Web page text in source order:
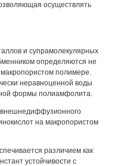
осуществлять
и супрамолекулярных
определяются не
полимере.
неравноценной воды
формы полиамфолита.
на макропористом
различием как
устойчивости с